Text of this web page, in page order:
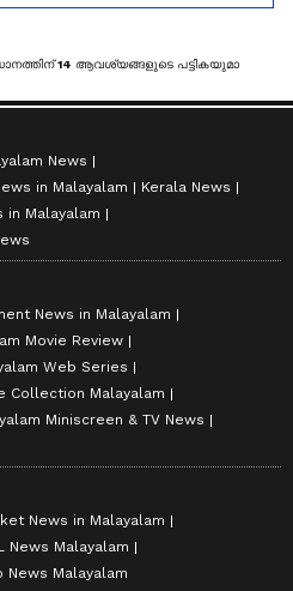
News
in Malayalam
Kerala News
in Malayalam
News in Malayalam
Movie Review
Web Series
Collection Malayalam
Miniscreen & TV News
News in Malayalam
News Malayalam
News Malayalam